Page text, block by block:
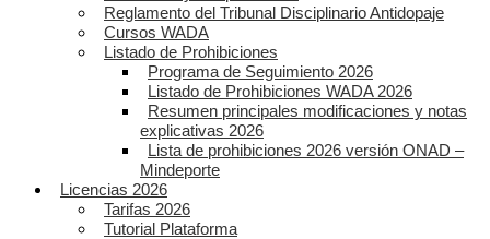
Reglamento del Tribunal Disciplinario Antidopaje
Cursos WADA
Listado de Prohibiciones
Programa de Seguimiento 2026
Listado de Prohibiciones WADA 2026
Resumen principales modificaciones y notas
explicativas 2026
Lista de prohibiciones 2026 versión ONAD –
Mindeporte
Licencias 2026
Tarifas 2026
Tutorial Plataforma